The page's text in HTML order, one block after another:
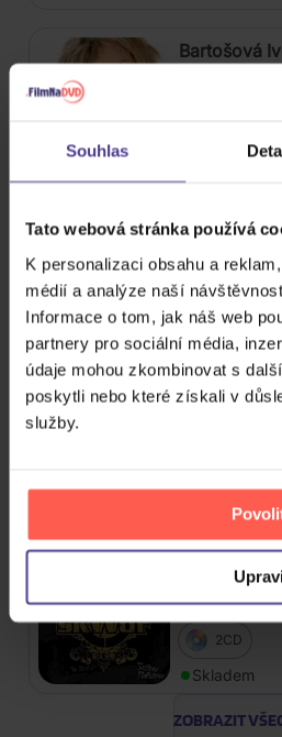
Souhlas
Tato webová stránka používá
K personalizaci obsahu a
médií a analýze naší
Informace o tom, jak náš web
partnery pro sociální média,
údaje mohou zkombinovat s
poskytli nebo které získali v
služby.
Bartošová
Kabát:
4CD
Skladem
Osbourne
Skladem
Škwor:
2CD
Skladem
ZOBRAZIT